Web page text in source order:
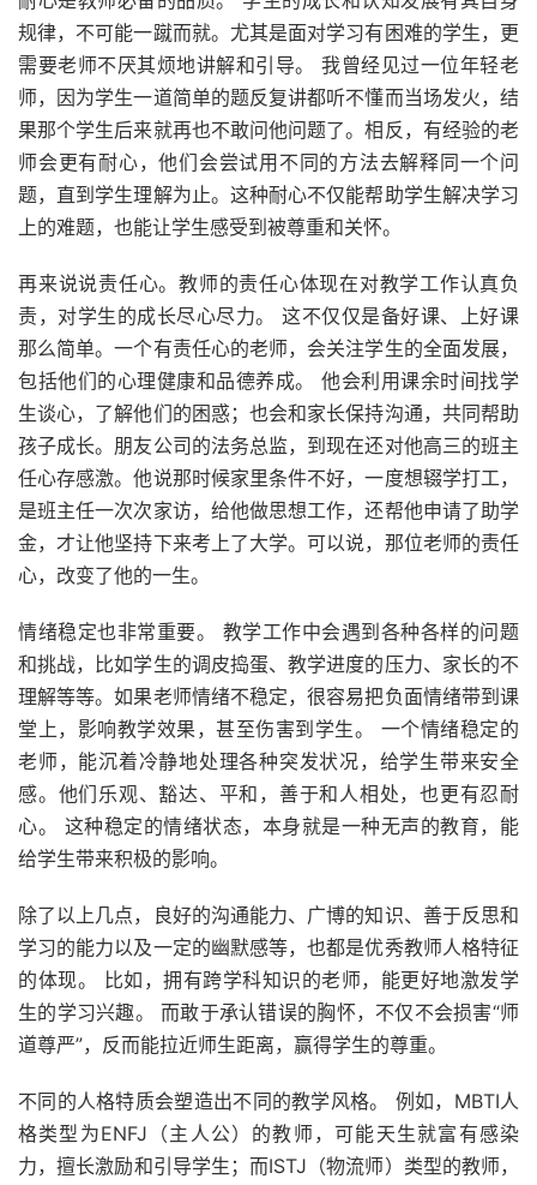
规律，不可能一蹴而就。尤其是面对学习有困难的学生，更
需要老师不厌其烦地讲解和引导。 我曾经见过一位年轻老
师，因为学生一道简单的题反复讲都听不懂而当场发火，结
果那个学生后来就再也不敢问他问题了。相反，有经验的老
师会更有耐心，他们会尝试用不同的方法去解释同一个问
题，直到学生理解为止。这种耐心不仅能帮助学生解决学习
上的难题，也能让学生感受到被尊重和关怀。
再来说说责任心。教师的责任心体现在对教学工作认真负
责，对学生的成长尽心尽力。 这不仅仅是备好课、上好课
那么简单。一个有责任心的老师，会关注学生的全面发展，
包括他们的心理健康和品德养成。 他会利用课余时间找学
生谈心，了解他们的困惑；也会和家长保持沟通，共同帮助
孩子成长。朋友公司的法务总监，到现在还对他高三的班主
任心存感激。他说那时候家里条件不好，一度想辍学打工，
是班主任一次次家访，给他做思想工作，还帮他申请了助学
金，才让他坚持下来考上了大学。可以说，那位老师的责任
心，改变了他的一生。
情绪稳定也非常重要。 教学工作中会遇到各种各样的问题
和挑战，比如学生的调皮捣蛋、教学进度的压力、家长的不
理解等等。如果老师情绪不稳定，很容易把负面情绪带到课
堂上，影响教学效果，甚至伤害到学生。 一个情绪稳定的
老师，能沉着冷静地处理各种突发状况，给学生带来安全
感。他们乐观、豁达、平和，善于和人相处，也更有忍耐
心。 这种稳定的情绪状态，本身就是一种无声的教育，能
给学生带来积极的影响。
除了以上几点，良好的沟通能力、广博的知识、善于反思和
学习的能力以及一定的幽默感等，也都是优秀教师人格特征
的体现。 比如，拥有跨学科知识的老师，能更好地激发学
生的学习兴趣。 而敢于承认错误的胸怀，不仅不会损害“师
道尊严”，反而能拉近师生距离，赢得学生的尊重。
不同的人格特质会塑造出不同的教学风格。 例如，MBTI人
格类型为ENFJ（主人公）的教师，可能天生就富有感染
力，擅长激励和引导学生；而ISTJ（物流师）类型的教师，